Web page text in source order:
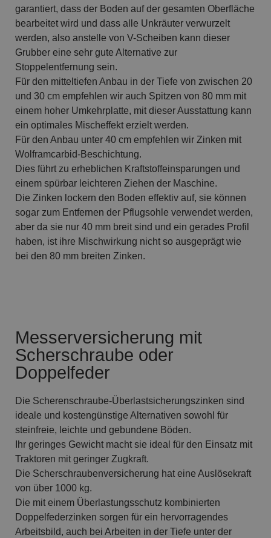
garantiert, dass der Boden auf der gesamten Oberfläche
bearbeitet wird und dass alle Unkräuter verwurzelt
werden, also anstelle von V-Scheiben kann dieser
Grubber eine sehr gute Alternative zur
Stoppelentfernung sein.
Für den mitteltiefen Anbau in der Tiefe von zwischen 20
und 30 cm empfehlen wir auch Spitzen von 80 mm mit
einem hoher Umkehrplatte, mit dieser Ausstattung kann
ein optimales Mischeffekt erzielt werden.
Für den Anbau unter 40 cm empfehlen wir Zinken mit
Wolframcarbid-Beschichtung.
Dies führt zu erheblichen Kraftstoffeinsparungen und
einem spürbar leichteren Ziehen der Maschine.
Die Zinken lockern den Boden effektiv auf, sie können
sogar zum Entfernen der Pflugsohle verwendet werden,
aber da sie nur 40 mm breit sind und ein gerades Profil
haben, ist ihre Mischwirkung nicht so ausgeprägt wie
bei den 80 mm breiten Zinken.
Messerversicherung mit
Scherschraube oder
Doppelfeder
Die Scherenschraube-Überlastsicherungszinken sind
ideale und kostengünstige Alternativen sowohl für
steinfreie, leichte und gebundene Böden.
Ihr geringes Gewicht macht sie ideal für den Einsatz mit
Traktoren mit geringer Zugkraft.
Die Scherschraubenversicherung hat eine Auslösekraft
von über 1000 kg.
Die mit einem Überlastungsschutz kombinierten
Doppelfederzinken sorgen für ein hervorragendes
Arbeitsbild, auch bei Arbeiten in der Tiefe unter der